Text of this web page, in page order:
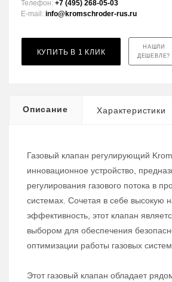
Телефон: +7 (495) 268-05-03
E-mail: info@kromschroder-rus.ru
КУПИТЬ В 1 КЛИК
НАШЛИ
ДЕШЕВЛЕ?
Описание Характеристики
Газовый клапан регулирующий
инновационное устройство,
регулирования газового потока в
системах. Сочетая в себе высокую
эффективность, этот клапан
выбором для обеспечения
оптимизации работы газовых систем.
Этот газовый клапан обладает